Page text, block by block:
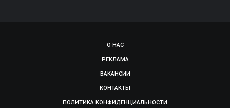
О НАС
РЕКЛАМА
ВАКАНСИИ
КОНТАКТЫ
ПОЛИТИКА КОНФИДЕНЦИАЛЬНОСТИ